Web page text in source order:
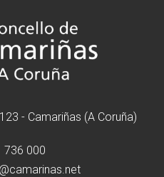
- Camariñas (A Coruña)
736 000